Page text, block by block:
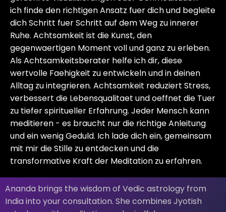
ich finde den richtigen Ansatz fuer dich und begleite
dich Schritt fuer Schritt auf dem Weg zu innerer
Ruhe. Achtsamkeit ist die Kunst, den
gegenwaertigen Moment voll und ganz zu erleben.
Als Achtsamkeitsberater helfe ich dir, diese
wertvolle Faehigkeit zu entwickeln und in deinen
Alltag zu integrieren. Achtsamkeit reduziert Stress,
verbessert die Lebensqualitaet und oeffnet die Tuer
zu tiefer spiritueller Erfahrung. Jeder Mensch kann
meditieren - es braucht nur die richtige Anleitung
und ein wenig Geduld. Ich lade dich ein, gemeinsam
mit mir die Stille zu entdecken und die
transformative Kraft der Meditation zu erfahren.
Ananda brings the wisdom of Vedic astrology from
India into your consultation. She combines Jyotish